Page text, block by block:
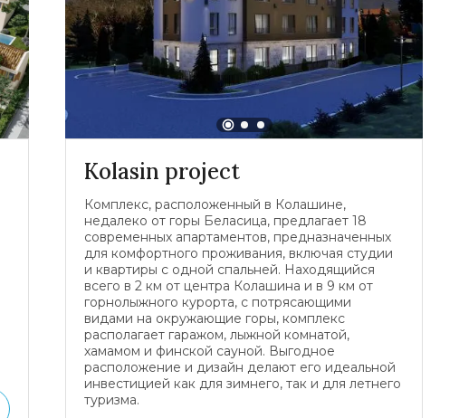
Kolasin project
Комплекс, расположенный в Колашине,
недалеко от горы Беласица, предлагает 18
современных апартаментов, предназначенных
для комфортного проживания, включая студии
и квартиры с одной спальней. Находящийся
всего в 2 км от центра Колашина и в 9 км от
горнолыжного курорта, с потрясающими
видами на окружающие горы, комплекс
располагает гаражом, лыжной комнатой,
хамамом и финской сауной. Выгодное
расположение и дизайн делают его идеальной
инвестицией как для зимнего, так и для летнего
туризма.